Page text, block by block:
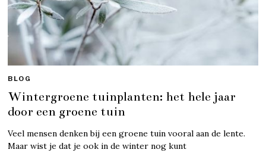
BLOG
Wintergroene tuinplanten: het hele jaar
door een groene tuin
Veel mensen denken bij een groene tuin vooral aan de lente.
Maar wist je dat je ook in de winter nog kunt